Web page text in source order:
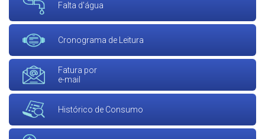
Falta d'água
Cronograma de Leitura
Fatura por
e-mail
Histórico de Consumo